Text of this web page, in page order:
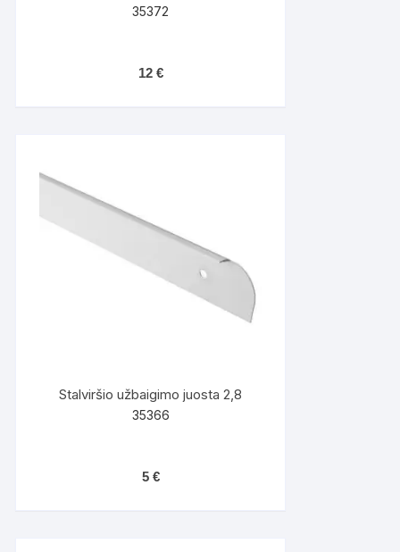
35372
12 €
Stalviršio užbaigimo juosta 2,8
35366
5 €